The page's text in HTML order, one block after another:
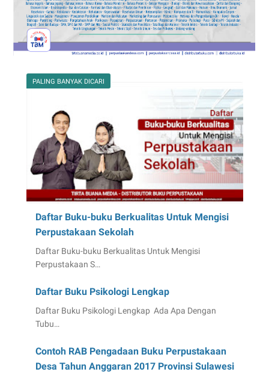
PALING BANYAK DICARI
Daftar Buku-buku Berkualitas Untuk Mengisi
Perpustakaan Sekolah
Daftar Buku-buku Berkualitas Untuk Mengisi
Perpustakaan S…
Daftar Buku Psikologi Lengkap
Daftar Buku Psikologi Lengkap Ada Apa Dengan
Tubu…
Contoh RAB Pengadaan Buku Perpustakaan
Desa Tahun Anggaran 2017 Provinsi Sulawesi